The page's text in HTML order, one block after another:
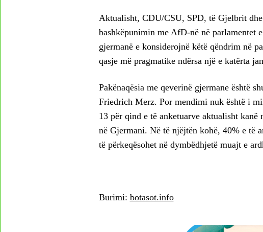
Aktualisht, CDU/CSU, SPD, të Gjelbrit
bashkëpunimin me AfD-në në parlamentet
gjermanë e konsiderojnë këtë qëndrim në
qasje më pragmatike ndërsa një e katërta
Pakënaqësia me qeverinë gjermane është
Friedrich Merz. Por mendimi nuk është i
13 për qind e të anketuarve aktualisht
në Gjermani. Në të njëjtën kohë, 40% e të
të përkeqësohet në dymbëdhjetë muajt e
Burimi: botasot.info